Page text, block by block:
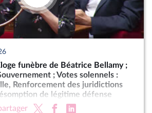
funèbre de Béatrice Bellamy ;
; Votes solennels :
Renforcement des juridictions
de légitime défense
de l'ordre